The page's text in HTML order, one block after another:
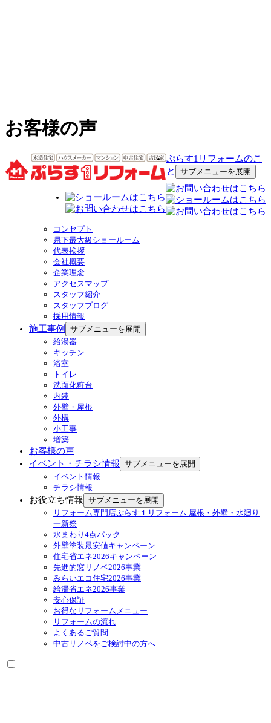
お客様の声
ぷらす1リフォームのこ
と
サブメニューを展開
コンセプト
県下最大級ショールーム
代表挨拶
会社概要
企業理念
アクセスマップ
スタッフ紹介
スタッフブログ
採用情報
施工事例
サブメニューを展開
給湯器
キッチン
浴室
トイレ
洗面化粧台
内装
外壁・屋根
外構
小工事
増築
お客様の声
イベント・チラシ情報 サブメニューを展開
イベント情報
チラシ情報
お役立ち情報 サブメニューを展開
リフォーム専門店ぷらす１リフォーム 屋根・外壁・水廻り
一新祭
水まわり4点パック
外壁塗装最安値キャンペーン
住宅省エネ2026キャンペーン
先進的窓リノベ2026事業
みらいエコ住宅2026事業
給湯省エネ2026事業
安心保証
お得なリフォームメニュー
リフォームの流れ
よくあるご質問
中古リノベをご検討中の方へ